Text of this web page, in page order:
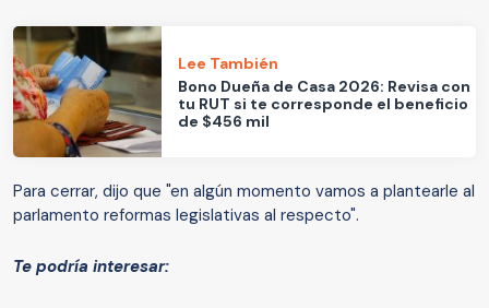
Lee También
Bono Dueña de Casa 2026: Revisa con
tu RUT si te corresponde el beneficio
de $456 mil
Para cerrar, dijo que "en algún momento vamos a plantearle al
parlamento reformas legislativas al respecto".
Te podría interesar: